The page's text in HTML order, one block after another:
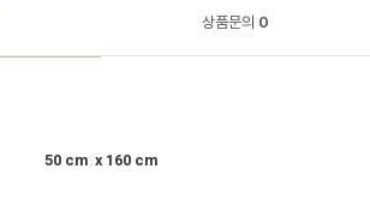
상품문의 0
50 cm x 160 cm